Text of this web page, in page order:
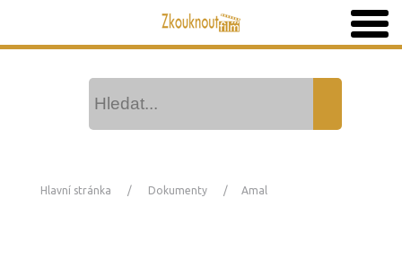
Hlavní stránka Dokumenty Amal